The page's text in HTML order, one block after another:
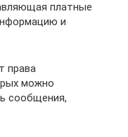
платные
и
права
можно
сообщения,